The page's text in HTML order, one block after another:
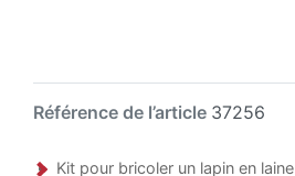
Référence de l’article 37256
Kit pour bricoler un lapin en laine